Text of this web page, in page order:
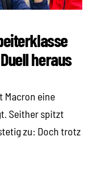
heraus
Macron eine
Seither spitzt
zu: Doch trotz